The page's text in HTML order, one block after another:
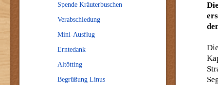
Spende Kräuterbuschen
Verabschiedung
Mini-Ausflug
Erntedank
Altötting
Begrüßung Linus